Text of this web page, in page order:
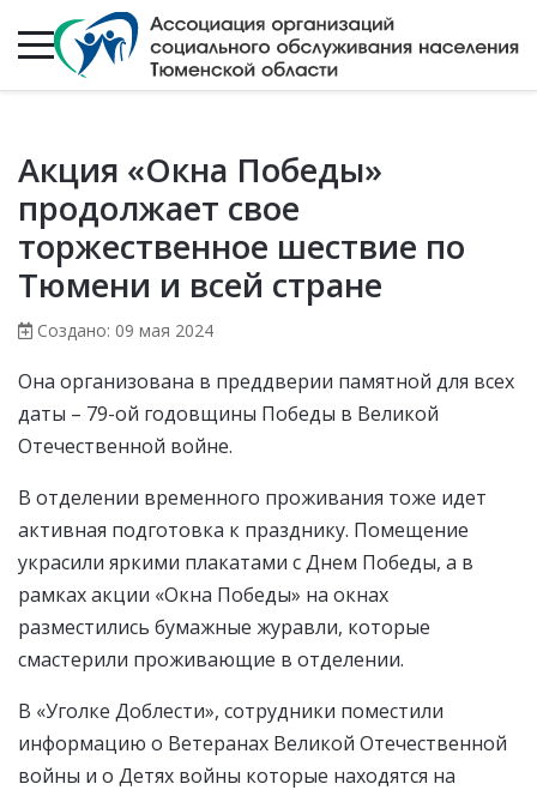
Акция «Окна Победы»
продолжает свое
торжественное шествие по
Тюмени и всей стране
Создано: 09 мая 2024
Она организована в преддверии памятной для всех
даты – 79-ой годовщины Победы в Великой
Отечественной войне.
В отделении временного проживания тоже идет
активная подготовка к празднику. Помещение
украсили яркими плакатами с Днем Победы, а в
рамках акции «Окна Победы» на окнах
разместились бумажные журавли, которые
смастерили проживающие в отделении.
В «Уголке Доблести», сотрудники поместили
информацию о Ветеранах Великой Отечественной
войны и о Детях войны которые находятся на